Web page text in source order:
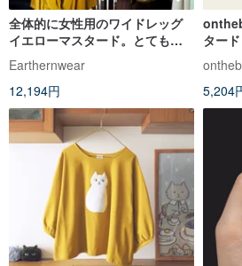
全体的に女性用のワイドレッグ
イエローマスタード。とても快
適でエレガントなラウンジジャ
ンプスーツ
Earthernwear
12,194円
タード
5,204